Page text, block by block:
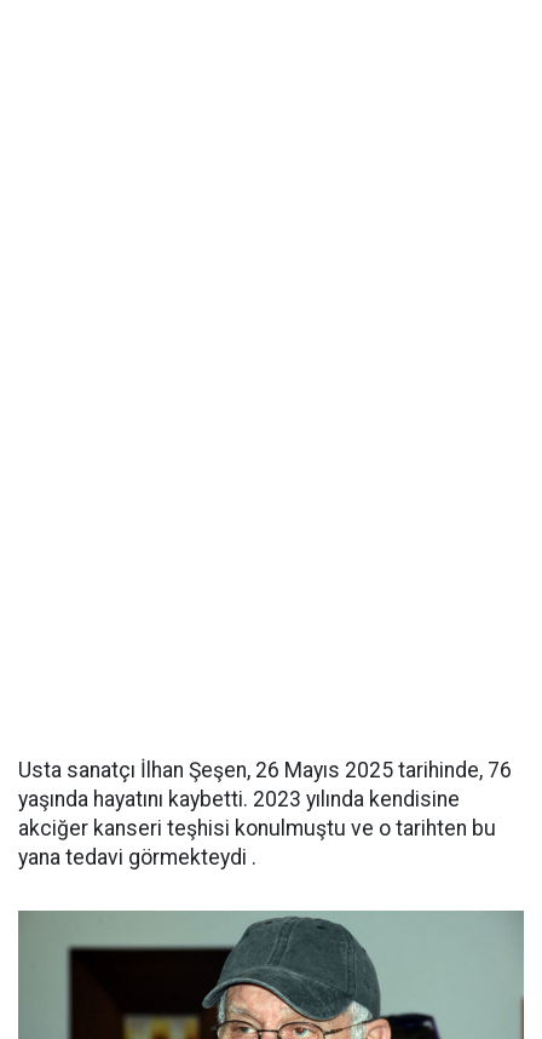
Usta sanatçı İlhan Şeşen, 26 Mayıs 2025 tarihinde, 76
yaşında hayatını kaybetti. 2023 yılında kendisine
akciğer kanseri teşhisi konulmuştu ve o tarihten bu
yana tedavi görmekteydi .